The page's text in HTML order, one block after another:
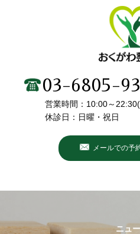
当院の特徴
施術メニュー・料金
院長・スタッフ紹介
初めての方へ
こんなお悩みありませんか？
お客様の声
03-6805-
営業時間：10:00～
休診日：日曜・祝日
メールでの予
ニュ